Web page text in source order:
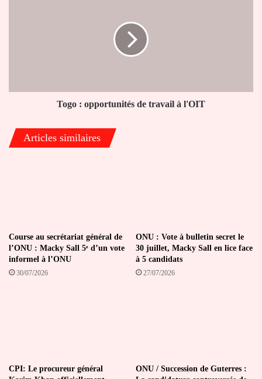
Togo : opportunités de travail à l'OIT
Articles similaires
Course au secrétariat général de
l’ONU : Macky Sall 5ᵉ d’un vote
informel à l’ONU
30/07/2026
ONU : Vote à bulletin secret le
30 juillet, Macky Sall en lice face
à 5 candidats
27/07/2026
CPI: Le procureur général
ONU / Succession de Guterres :